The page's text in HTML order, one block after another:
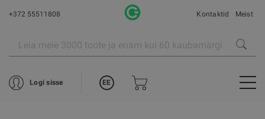
+372 55511808 Kontaktid Meist
Logi sisse EE